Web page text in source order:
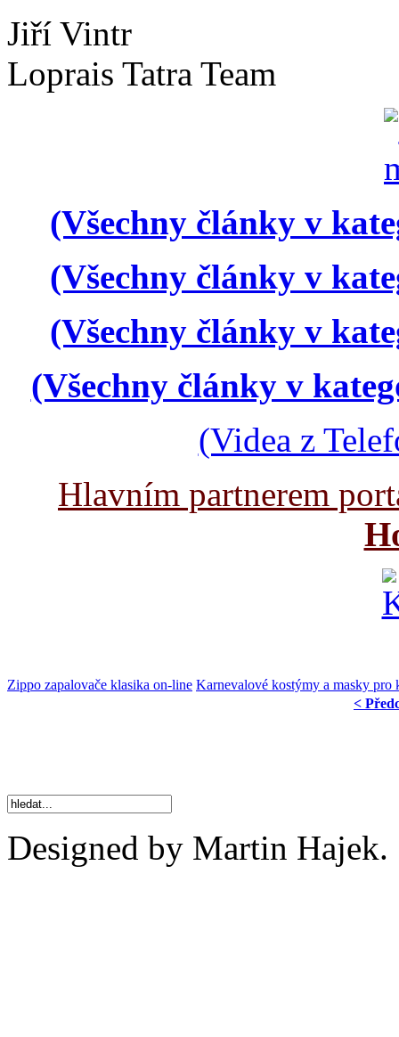
Jiří Vintr
Loprais Tatra Team
(Všechny články v
(Všechny články v
(Všechny články v
(Všechny články v
(Videa z
Hlavním partnerem
Zippo zapalovače klasika on-line Karnevalové kostýmy a masky pro
<
Designed by Martin Hajek.